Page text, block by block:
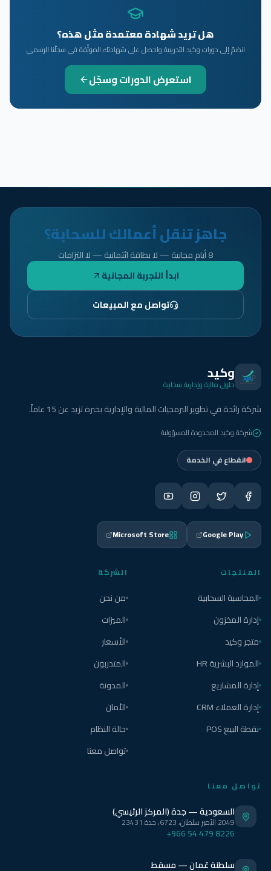
هل تريد شهادة معتمدة مثل هذه؟
انضمّ إلى دورات وكيد التدريبية واحصل على شهادتك الموثّقة في سجلّنا الرسمي
استعرض الدورات وسجّل
جاهز تنقل أعمالك للسحابة؟
8 أيام مجانية — لا بطاقة ائتمانية — لا التزامات
ابدأ التجربة المجانية
تواصل مع المبيعات
وكيد
حلول مالية وإدارية سحابية
شركة رائدة في تطوير البرمجيات المالية والإدارية بخبرة تزيد عن 15 عاماً.
شركة وكيد المحدودة المسؤولية
انقطاع في الخدمة
Google Play
Microsoft Store
المنتجات
المحاسبة السحابية
إدارة المخزون
متجر وكيد
الموارد البشرية HR
إدارة المشاريع
إدارة العملاء CRM
نقطة البيع POS
الشركة
من نحن
الميزات
الأسعار
المتدربون
المدونة
الأمان
حالة النظام
تواصل معنا
تواصل معنا
السعودية — جدة (المركز الرئيسي)
2049 الأمير سلطان، 6723، جدة 23431
+966 54 479 8226
سلطنة عُمان — مسقط